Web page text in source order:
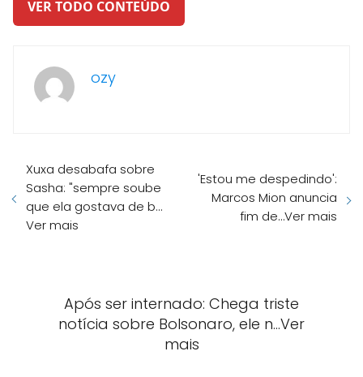
VER TODO CONTEÚDO
ozy
Xuxa desabafa sobre
Sasha: "sempre soube
que ela gostava de b…
Ver mais
'Estou me despedindo':
Marcos Mion anuncia
fim de…Ver mais
Após ser internado: Chega triste
notícia sobre Bolsonaro, ele n…Ver
mais